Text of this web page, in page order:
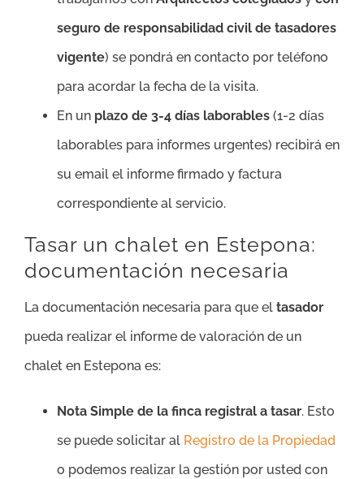
seguro de responsabilidad civil de tasadores
vigente) se pondrá en contacto por teléfono
para acordar la fecha de la visita.
En un plazo de 3-4 días laborables (1-2 días
laborables para informes urgentes) recibirá en
su email el informe firmado y factura
correspondiente al servicio.
Tasar un chalet en Estepona:
documentación necesaria
La documentación necesaria para que el tasador
pueda realizar el informe de valoración de un
chalet en Estepona es:
Nota Simple de la finca registral a tasar. Esto
se puede solicitar al Registro de la Propiedad
o podemos realizar la gestión por usted con